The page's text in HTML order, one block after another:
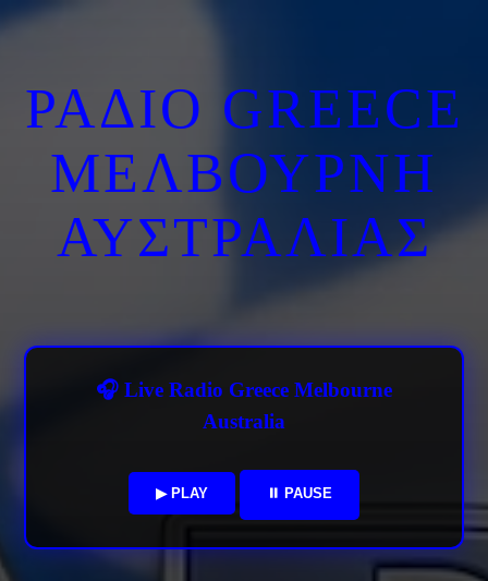
ΡΑΔΙΟ GREECE
ΜΕΛΒΟΥΡΝΗ
ΑΥΣΤΡΑΛΙΑΣ
🎧 Live Radio Greece Melbourne
Australia
▶ PLAY ⏸ PAUSE